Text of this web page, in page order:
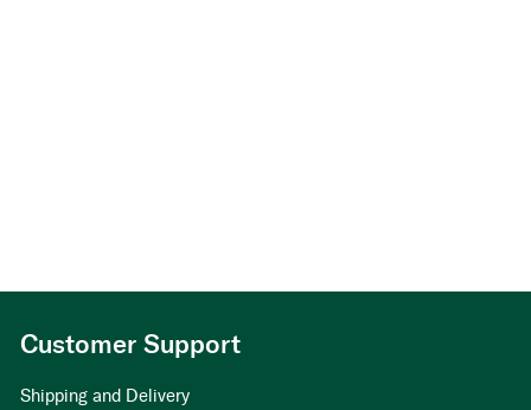
Customer Support
Shipping and Delivery